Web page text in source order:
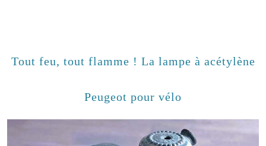
Tout feu, tout flamme ! La lampe à acétylène
Peugeot pour vélo